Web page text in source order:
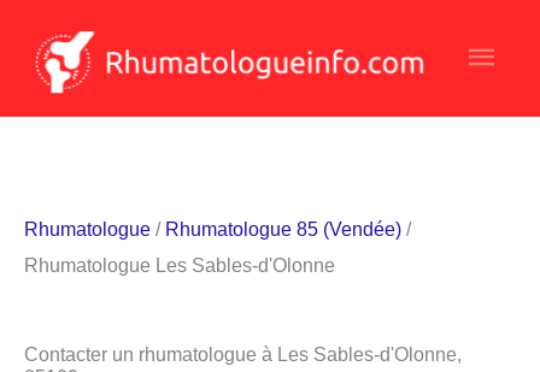
contenu
Rhumatologue / Rhumatologue 85 (Vendée) /
Rhumatologue Les Sables-d'Olonne
Contacter un rhumatologue à Les Sables-d'Olonne,